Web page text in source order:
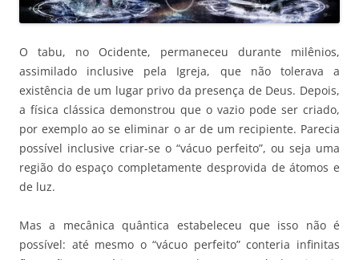
O tabu, no Ocidente, permaneceu durante milênios,
assimilado inclusive pela Igreja, que não tolerava a
existência de um lugar privo da presença de Deus. Depois,
a física clássica demonstrou que o vazio pode ser criado,
por exemplo ao se eliminar o ar de um recipiente. Parecia
possível inclusive criar-se o “vácuo perfeito”, ou seja uma
região do espaço completamente desprovida de átomos e
de luz.
Mas a mecânica quântica estabeleceu que isso não é
possível: até mesmo o “vácuo perfeito” conteria infinitas